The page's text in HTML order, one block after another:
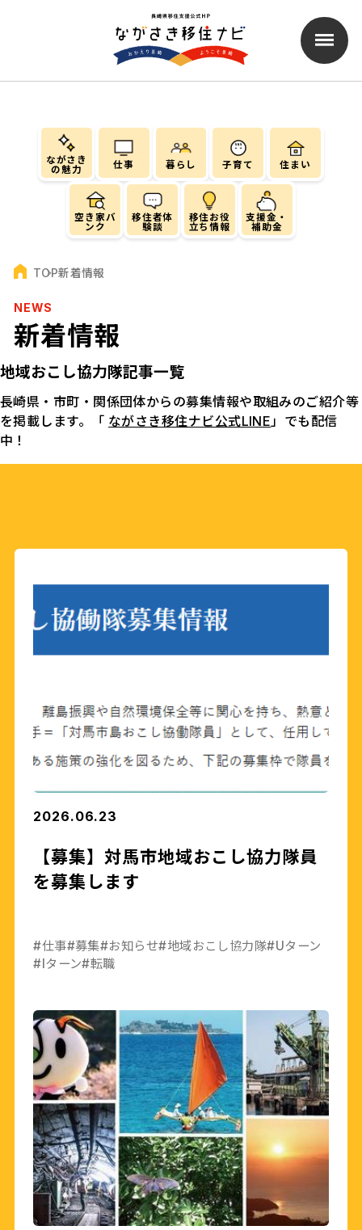
ながさき
の魅力
仕事 暮らし 子育て 住まい
空き家バ
ンク
移住者体
験談
移住お役
立ち情報
支援金・
補助金
TOP新着情報
NEWS
新着情報
地域おこし協力隊記事一覧
長崎県・市町・関係団体からの募集情報や取組みのご紹介等
を掲載します。「 ながさき移住ナビ公式LINE 」でも配信
中！
2026.06.23
【募集】対馬市地域おこし協力隊員
を募集します
#仕事#募集#お知らせ#地域おこし協力隊#Uターン
#Iターン#転職